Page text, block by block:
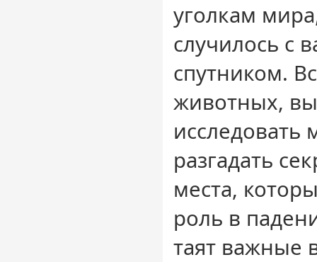
уголкам
случилось с
спутником.
животных,
исследовать
разгадать
места,
роль в
таят важные